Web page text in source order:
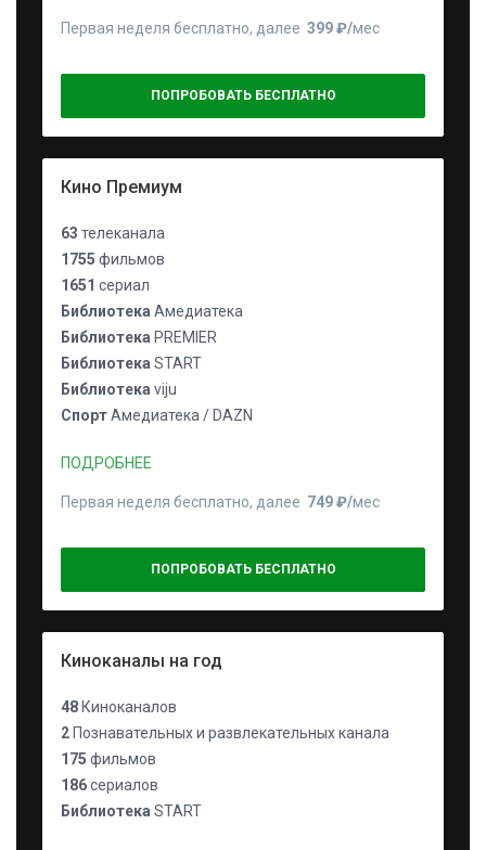
Первая неделя бесплатно, далее 399 ₽⁠/⁠мес
ПОПРОБОВАТЬ БЕСПЛАТНО
Кино Премиум
63 телеканала
1755 фильмов
1651 сериал
Библиотека Амедиатека
Библиотека PREMIER
Библиотека START
Библиотека viju
СпортАмедиатека / DAZN
ПОДРОБНЕЕ
Первая неделя бесплатно, далее 749 ₽⁠/⁠мес
ПОПРОБОВАТЬ БЕСПЛАТНО
Киноканалы на год
48 Киноканалов
2 Познавательных и развлекательных канала
175 фильмов
186сериалов
Библиотека START